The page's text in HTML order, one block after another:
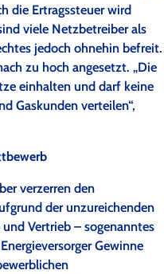
die Ertragssteuer wird
viele Netzbetreiber als
jedoch ohnehin befreit.
zu hoch angesetzt. „Die
einhalten und darf keine
Gaskunden verteilen“,
verzerren den
der unzureichenden
Vertrieb – sogenanntes
Gewinne